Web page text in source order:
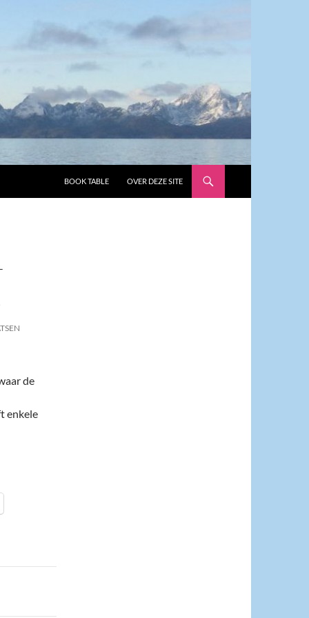
BOOK TABLE
OVER DEZE SITE
de
enkele